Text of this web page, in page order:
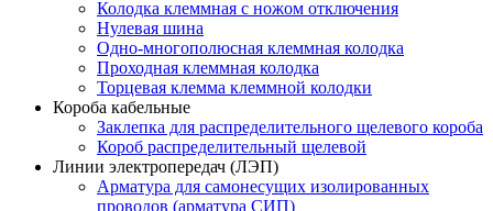
Колодка клеммная с ножом отключения
Нулевая шина
Одно-многополюсная клеммная колодка
Проходная клеммная колодка
Торцевая клемма клеммной колодки
Короба кабельные
Заклепка для распределительного щелевого короба
Короб распределительный щелевой
Линии электропередач (ЛЭП)
Арматура для самонесущих изолированных
проводов (арматура СИП)